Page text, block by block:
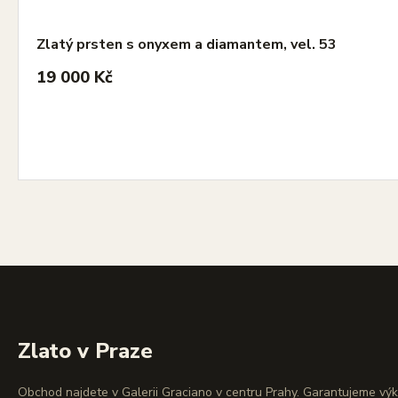
Zlatý prsten s onyxem a diamantem, vel. 53
19 000 Kč
Zlato v Praze
Obchod najdete v Galerii Graciano v centru Prahy. Garantujeme